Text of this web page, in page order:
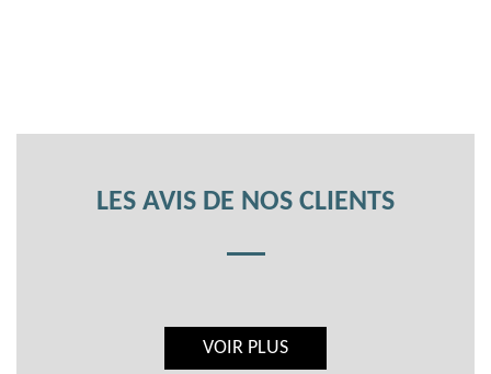
LES AVIS DE NOS CLIENTS
VOIR PLUS